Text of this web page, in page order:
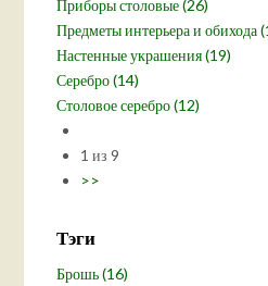
Приборы столовые (26)
Предметы интерьера и обихода
Настенные украшения (19)
Серебро (14)
Столовое серебро (12)
1 из 9
>>
Тэги
Брошь (16)